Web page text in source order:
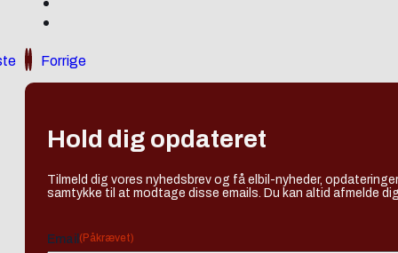
Forrige
Hold dig opdateret
Tilmeld dig vores nyhedsbrev og få elbil-nyheder,
samtykke til at modtage disse emails. Du kan altid afmelde
Email (Påkrævet)